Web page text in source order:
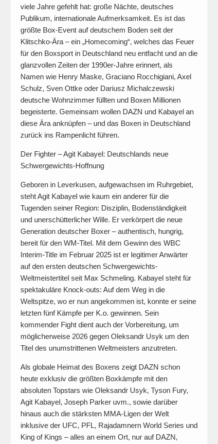
viele Jahre gefehlt hat: große Nächte, deutsches
Publikum, internationale Aufmerksamkeit. Es ist das
größte Box-Event auf deutschem Boden seit der
Klitschko-Ära – ein „Homecoming“, welches das Feuer
für den Boxsport in Deutschland neu entfacht und an die
glanzvollen Zeiten der 1990er-Jahre erinnert, als
Namen wie Henry Maske, Graciano Rocchigiani, Axel
Schulz, Sven Ottke oder Dariusz Michalczewski
deutsche Wohnzimmer füllten und Boxen Millionen
begeisterte. Gemeinsam wollen DAZN und Kabayel an
diese Ära anknüpfen – und das Boxen in Deutschland
zurück ins Rampenlicht führen.
Der Fighter – Agit Kabayel: Deutschlands neue
Schwergewichts-Hoffnung
Geboren in Leverkusen, aufgewachsen im Ruhrgebiet,
steht Agit Kabayel wie kaum ein anderer für die
Tugenden seiner Region: Disziplin, Bodenständigkeit
und unerschütterlicher Wille. Er verkörpert die neue
Generation deutscher Boxer – authentisch, hungrig,
bereit für den WM-Titel. Mit dem Gewinn des WBC
Interim-Title im Februar 2025 ist er legitimer Anwärter
auf den ersten deutschen Schwergewichts-
Weltmeistertitel seit Max Schmeling. Kabayel steht für
spektakuläre Knock-outs: Auf dem Weg in die
Weltspitze, wo er nun angekommen ist, konnte er seine
letzten fünf Kämpfe per K.o. gewinnen. Sein
kommender Fight dient auch der Vorbereitung, um
möglicherweise 2026 gegen Oleksandr Usyk um den
Titel des unumstrittenen Weltmeisters anzutreten.
Als globale Heimat des Boxens zeigt DAZN schon
heute exklusiv die größten Boxkämpfe mit den
absoluten Topstars wie Oleksandr Usyk, Tyson Fury,
Agit Kabayel, Joseph Parker uvm., sowie darüber
hinaus auch die stärksten MMA-Ligen der Welt
inklusive der UFC, PFL, Rajadamnern World Series und
King of Kings – alles an einem Ort, nur auf DAZN,